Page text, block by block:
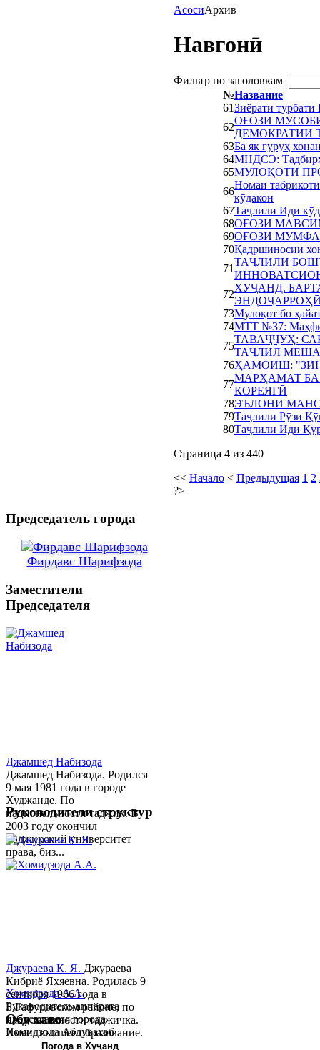
АсосӣАрхив
Навгонӣ
Фильтр по заголовкам
№Название
61Зиёрати
62
ОҒОЗИ
ДЕМОКРАТИИ
63Ба як гуруҳ
64МНДСЭ:
65МУЛОҚОТИ
66
Номаи
кӯдакон
67Таҷлили Иди
68ОҒОЗИ
69ОҒОЗИ
70Қадршиносии
71
ТАҶЛИЛИ
72
ХУҶАНД.
73Мулоқот бо
74МТТ №37:
75
ТАВАҶҶУҲ:
ТАҶЛИЛ
76ҲАМОИШ:
77
МАРҲАМАТ
КОРЕЯГӢ
78ЭЪЛОНИ
79Таҷлили Рӯзи
80Таҷлили Иди
Страница 4 из 440
<< Начало < Предыдущая 1 2
?>
Председатель города
Фирдавс Шарифзода
Заместители
Председателя
Джамшед Набизода
Джамшед Набизода. Родился
9 мая 1981 года в городе
Худжанде. По
национальности таджик. В
2003 году окончил
Таджикский университет
права, биз...
Хомидзода А.А.
Руководитель аппарата
председателя города
Хомидзода Абдувахоб
Абдумаджид родился 8
Руководители структур
Джураева К. Я. Джураева
Кибриё Яхяевна. Родилась 9
сентября 1966 года в
Б.Гафуровском районе, по
национальности таджичка.
Имеет высшее образование.
В 1997 ...
Обу хаво
Погода в Хуҷанд